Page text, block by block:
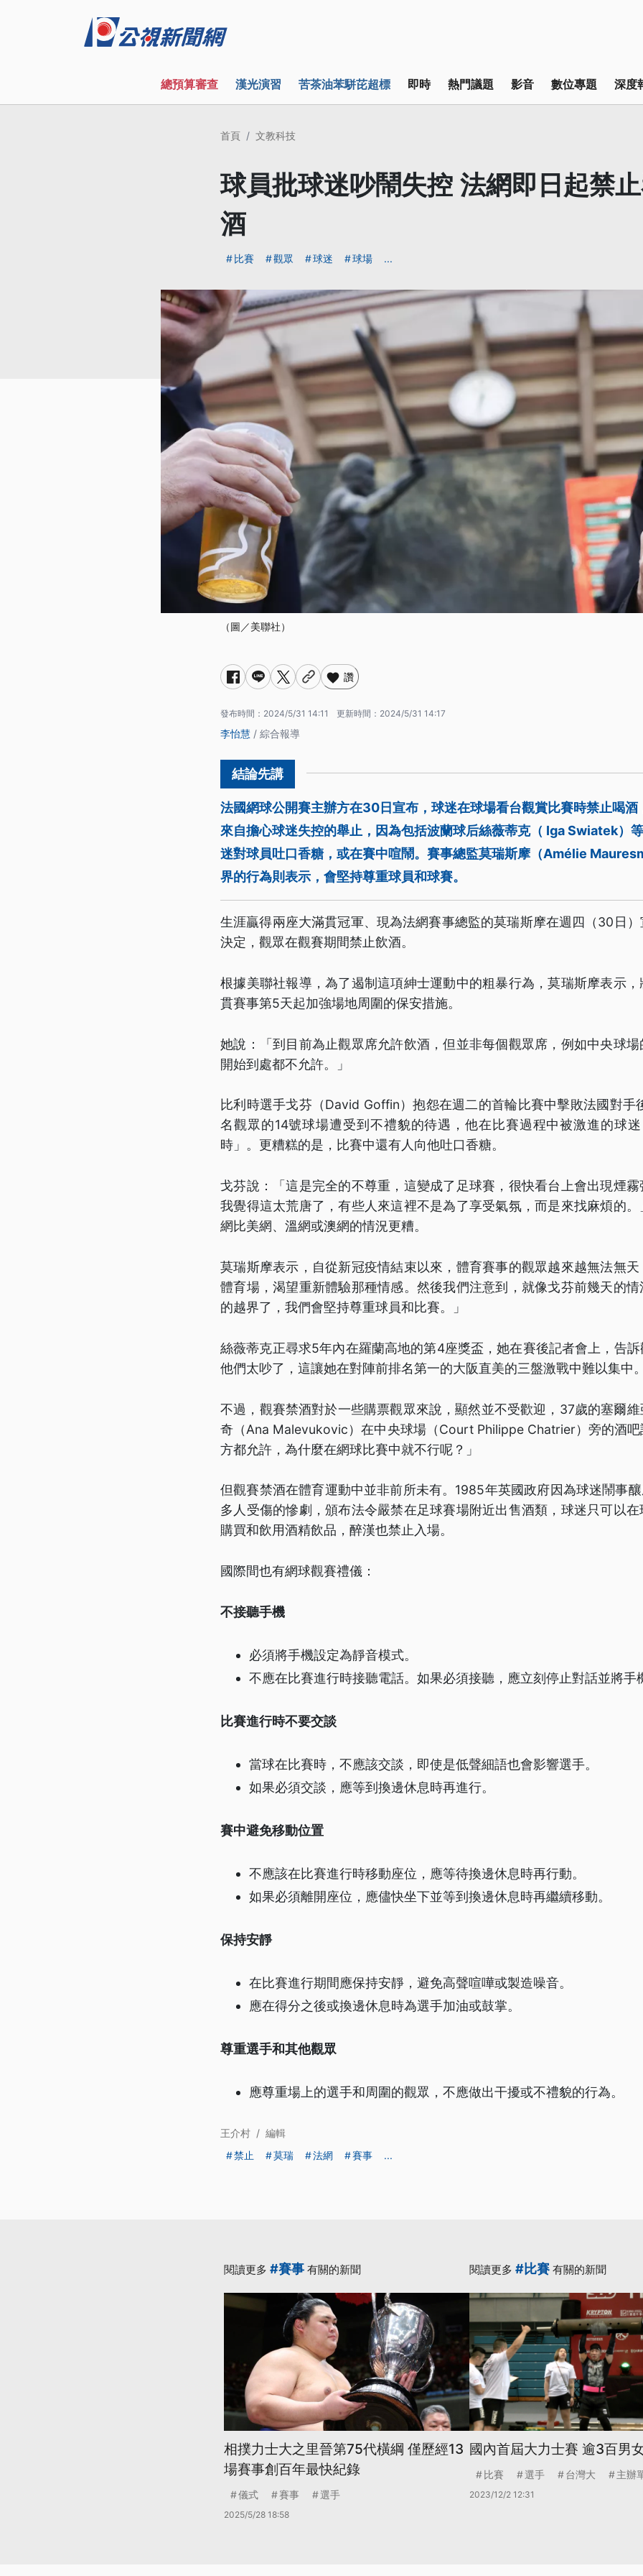
總預算審查 漢光演習 苦茶油苯駢芘超標 即時 熱門議題 影音 數位專題 深度
首頁 文教科技
球員批球迷吵鬧失控 法網即日起禁
酒
比賽 觀眾 球迷 球場 ...
（圖／美聯社）
讚
發布時間： 2024/5/31 14:11 更新時間： 2024/5/31 14:17
李怡慧 / 綜合報導
法國網球公開賽主辦方在30日宣布，球迷在球場看台觀賞比賽時禁止喝酒
來自擔心球迷失控的舉止，因為包括波蘭球后絲薇蒂克（ Iga Swiatek）
迷對球員吐口香糖，或在賽中喧鬧。賽事總監莫瑞斯摩（Amélie
界的行為則表示，會堅持尊重球員和球賽。
生涯贏得兩座大滿貫冠軍、現為法網賽事總監的莫瑞斯摩在週四（30日
決定，觀眾在觀賽期間禁止飲酒。
根據美聯社報導，為了遏制這項紳士運動中的粗暴行為，莫瑞斯摩表示
貫賽事第5天起加強場地周圍的保安措施。
她說：「到目前為止觀眾席允許飲酒，但並非每個觀眾席，例如中央球
開始到處都不允許。」
比利時選手戈芬（David Goffin）抱怨在週二的首輪比賽中擊敗法國對手
名觀眾的14號球場遭受到不禮貌的待遇，他在比賽過程中被激進的球
時」。更糟糕的是，比賽中還有人向他吐口香糖。
戈芬說：「這是完全的不尊重，這變成了足球賽，很快看台上會出現煙霧
我覺得這太荒唐了，有些人來這裡不是為了享受氣氛，而是來找麻煩的
網比美網、溫網或澳網的情況更糟。
莫瑞斯摩表示，自從新冠疫情結束以來，體育賽事的觀眾越來越無法無天
體育場，渴望重新體驗那種情感。然後我們注意到，就像戈芬前幾天的
的越界了，我們會堅持尊重球員和比賽。」
絲薇蒂克正尋求5年內在羅蘭高地的第4座獎盃，她在賽後記者會上，告
他們太吵了，這讓她在對陣前排名第一的大阪直美的三盤激戰中難以集中。
不過，觀賽禁酒對於一些購票觀眾來說，顯然並不受歡迎，37歲的塞爾
奇（Ana Malevukovic）在中央球場（Court Philippe Chatrier）旁的酒
方都允許，為什麼在網球比賽中就不行呢？」
但觀賽禁酒在體育運動中並非前所未有。1985年英國政府因為球迷鬧事
多人受傷的慘劇，頒布法令嚴禁在足球賽場附近出售酒類，球迷只可以
購買和飲用酒精飲品，醉漢也禁止入場。
國際間也有網球觀賽禮儀：
不接聽手機
必須將手機設定為靜音模式。
不應在比賽進行時接聽電話。如果必須接聽，應立刻停止對話並將手
比賽進行時不要交談
當球在比賽時，不應該交談，即使是低聲細語也會影響選手。
如果必須交談，應等到換邊休息時再進行。
賽中避免移動位置
不應該在比賽進行時移動座位，應等待換邊休息時再行動。
如果必須離開座位，應儘快坐下並等到換邊休息時再繼續移動。
保持安靜
在比賽進行期間應保持安靜，避免高聲喧嘩或製造噪音。
應在得分之後或換邊休息時為選手加油或鼓掌。
尊重選手和其他觀眾
應尊重場上的選手和周圍的觀眾，不應做出干擾或不禮貌的行為。
王介村 / 編輯
禁止
莫瑞 法網 賽事 ...
閱讀更多 #賽事 有關的新聞
相撲力士大之里晉第75代橫綱 僅歷經13
場賽事創百年最快紀錄
儀式 賽事 選手
2025/5/28 18:58
閱讀更多 #比賽 有關的新聞
國內首屆大力士賽 逾3百男
比賽 選手 台灣大 主辦
2023/12/2 12:31